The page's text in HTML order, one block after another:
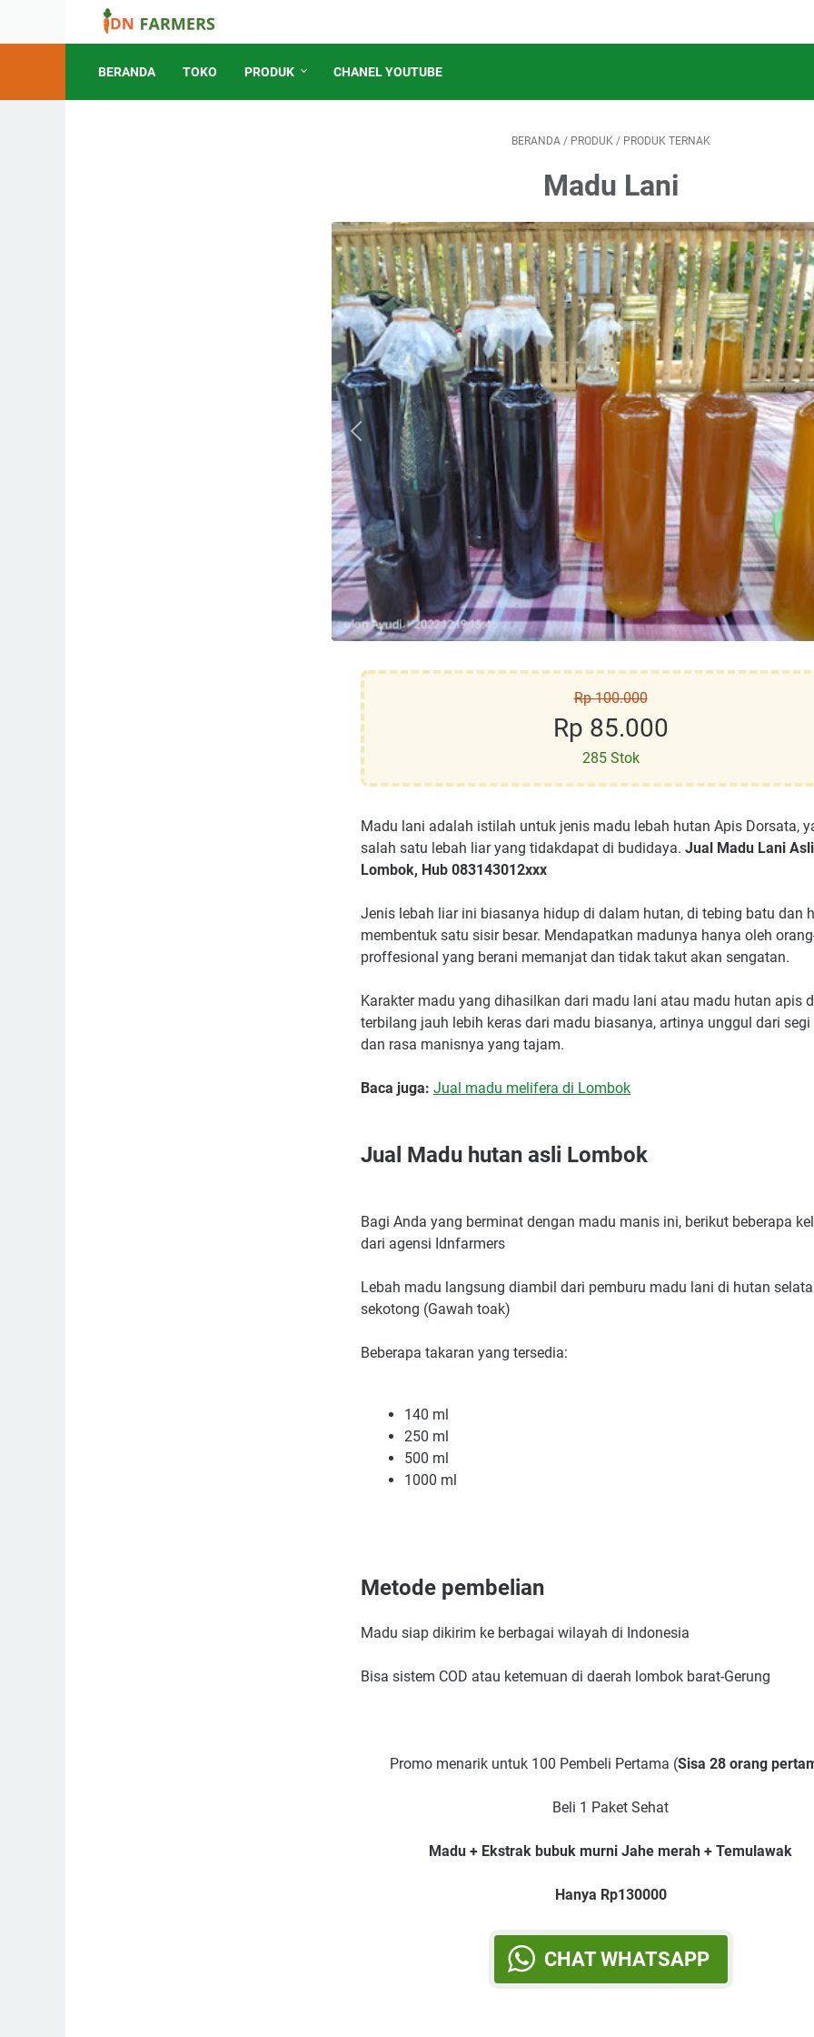
BERANDA TOKO PRODUK CHANEL YOUTUBE
BERANDA / PRODUK / PRODUK TERNAK
Madu Lani
Rp 100.000
Rp 85.000
285 Stok
Madu lani adalah istilah untuk jenis madu lebah hutan Apis Dorsata,
salah satu lebah liar yang tidakdapat di budidaya. Jual Madu Lani Asli
Lombok, Hub 083143012xxx
Jenis lebah liar ini biasanya hidup di dalam hutan, di tebing batu dan
membentuk satu sisir besar. Mendapatkan madunya hanya oleh
proffesional yang berani memanjat dan tidak takut akan sengatan.
Karakter madu yang dihasilkan dari madu lani atau madu hutan apis
terbilang jauh lebih keras dari madu biasanya, artinya unggul dari
dan rasa manisnya yang tajam.
Baca juga: Jual madu melifera di Lombok
Jual Madu hutan asli Lombok
Bagi Anda yang berminat dengan madu manis ini, berikut beberapa
dari agensi Idnfarmers
Lebah madu langsung diambil dari pemburu madu lani di hutan
sekotong (Gawah toak)
Beberapa takaran yang tersedia:
140 ml
250 ml
500 ml
1000 ml
Metode pembelian
Madu siap dikirim ke berbagai wilayah di Indonesia
Bisa sistem COD atau ketemuan di daerah lombok barat-Gerung
Promo menarik untuk 100 Pembeli Pertama (Sisa 28 orang
Beli 1 Paket Sehat
Madu + Ekstrak bubuk murni Jahe merah + Temulawak
Hanya Rp130000
CHAT WHATSAPP